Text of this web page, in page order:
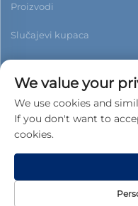
Proizvodi
Slučajevi kupaca
Kontaktiraj nas
Copyright © 2026 Foshan
ltd.Sva prava
We value your
We use cookies and
If you don't want to
cookies.